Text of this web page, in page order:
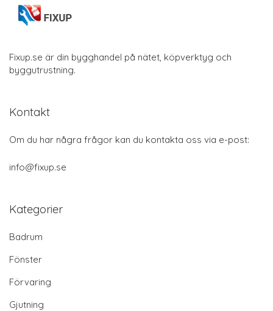
Fixup.se är din bygghandel på nätet, köpverktyg och
byggutrustning.
Kontakt
Om du har några frågor kan du kontakta oss via e-post:
info@fixup.se
Kategorier
Badrum
Fönster
Förvaring
Gjutning